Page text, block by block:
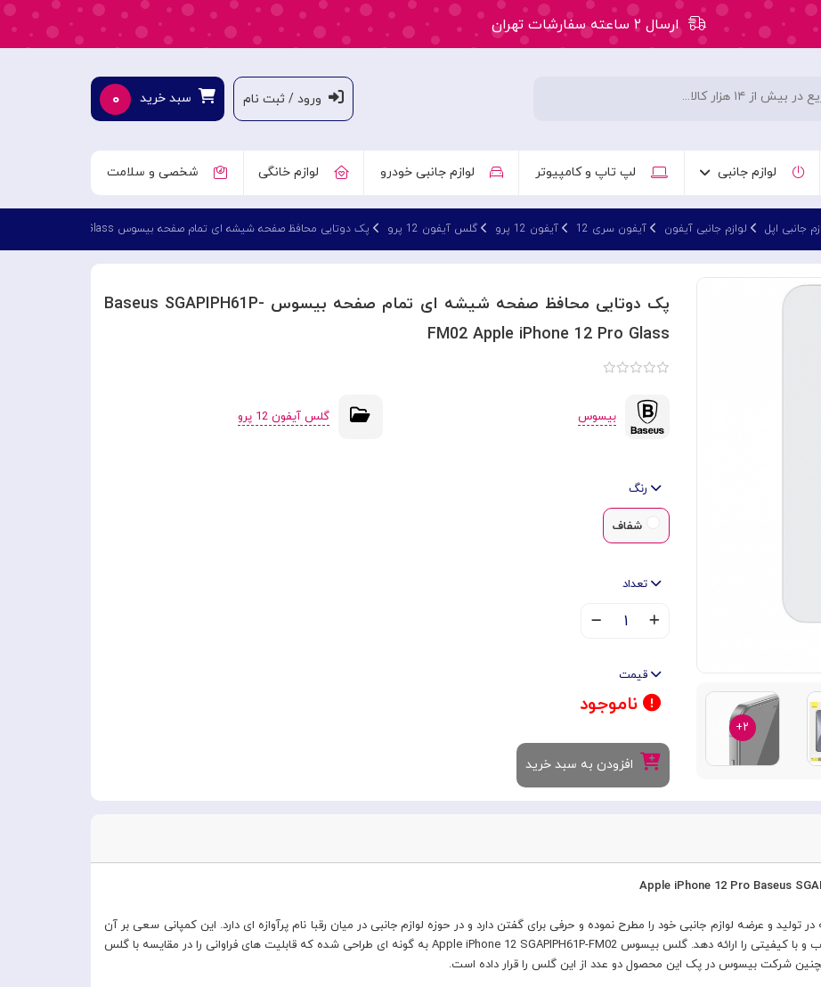
ارسال ۲ ساعته سفارشات تهران
ورود / ثبت نام سبد خرید ۰
لوازم جانبی لپ تاپ و کامپیوتر لوازم جانبی خودرو لوازم خانگی شخصی و سلامت
جانبی اپل لوازم جانبی آیفون آیفون سری 12 آیفون 12 پرو گلس آیفون 12 پرو پک دوتایی محافظ صفحه شیشه ای تمام صفحه بیسوس Baseus SGAPIPH61P-FM02 Apple iPhone 12 Pro Glass
۲+
پک دوتایی محافظ صفحه شیشه ای تمام صفحه بیسوس Baseus SGAPIPH61P-
FM02 Apple iPhone 12 Pro Glass
بیسوس گلس آیفون 12 پرو
رنگ
شفاف
تعداد
۱
قیمت
ناموجود
افزودن به سبد خرید
و عرضه لوازم جانبی خود را مطرح نموده و حرفی برای گفتن دارد و در حوزه لوازم جانبی در میان رقبا نام پرآوازه ای دارد. این کمپانی سعی بر آن
دارد که با توجه به نیاز کاربران خود، محصولات بسیار مرغوب و با کیفیتی را ارائه دهد. گلس بیسوس Apple iPhone 12 SGAPIPH61P-FM02 به گونه ای طراحی شده که قابلیت های فراوانی را در مقایسه با گلس
شرکت بیسوس در پک این محصول دو عدد از این گلس را قرار داده است.